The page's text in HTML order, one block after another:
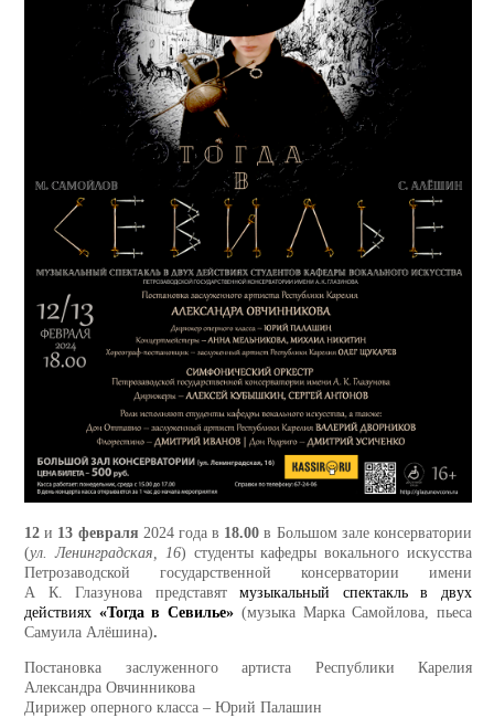
12 и 13 февраля 2024 года в 18.00 в Большом зале консерватории
(ул. Ленинградская, 16) студенты кафедры вокального искусства
Петрозаводской государственной консерватории имени
А К. Глазунова представятмузыкальный спектакль в двух
действиях «Тогда в Севилье» (музыка Марка Самойлова, пьеса
Самуила Алёшина).
Постановка заслуженного артиста Республики Карелия
Александра Овчинникова
Дирижер оперного класса – Юрий Палашин